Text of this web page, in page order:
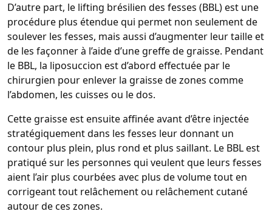
D’autre part, le lifting brésilien des fesses (BBL) est une
procédure plus étendue qui permet non seulement de
soulever les fesses, mais aussi d’augmenter leur taille et
de les façonner à l’aide d’une greffe de graisse. Pendant
le BBL, la liposuccion est d’abord effectuée par le
chirurgien pour enlever la graisse de zones comme
l’abdomen, les cuisses ou le dos.
Cette graisse est ensuite affinée avant d’être injectée
stratégiquement dans les fesses leur donnant un
contour plus plein, plus rond et plus saillant. Le BBL est
pratiqué sur les personnes qui veulent que leurs fesses
aient l’air plus courbées avec plus de volume tout en
corrigeant tout relâchement ou relâchement cutané
autour de ces zones.